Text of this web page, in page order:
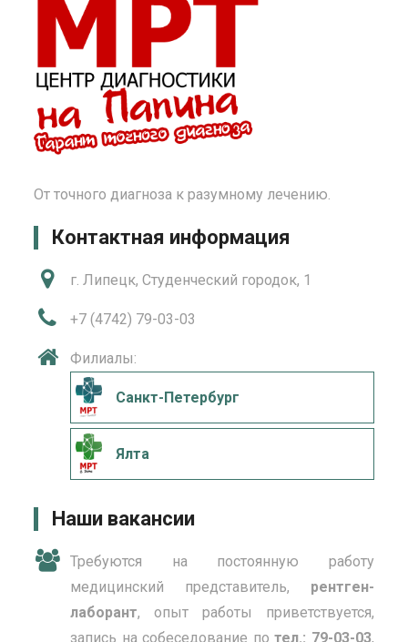
От точного диагноза к разумному лечению.
Контактная информация
г. Липецк, Студенческий городок, 1
+7 (4742) 79-03-03
Филиалы:
Санкт-Петербург
Ялта
Наши вакансии
Требуются на постоянную работу
медицинский представитель, рентген-
лаборант, опыт работы приветствуется,
запись на собеседование потел.: 79-03-03,